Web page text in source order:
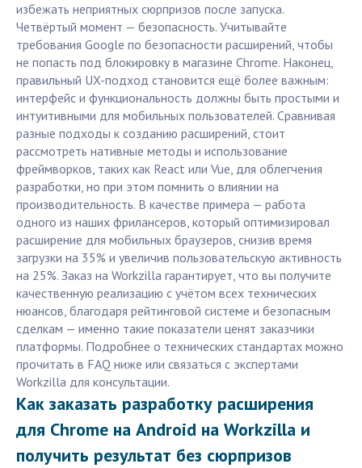
избежать неприятных сюрпризов после запуска.
Четвёртый момент — безопасность. Учитывайте
требования Google по безопасности расширений, чтобы
не попасть под блокировку в магазине Chrome. Наконец,
правильный UX-подход становится ещё более важным:
интерфейс и функциональность должны быть простыми и
интуитивными для мобильных пользователей. Сравнивая
разные подходы к созданию расширений, стоит
рассмотреть нативные методы и использование
фреймворков, таких как React или Vue, для облегчения
разработки, но при этом помнить о влиянии на
производительность. В качестве примера — работа
одного из наших фрилансеров, который оптимизировал
расширение для мобильных браузеров, снизив время
загрузки на 35% и увеличив пользовательскую активность
на 25%. Заказ на Workzilla гарантирует, что вы получите
качественную реализацию с учётом всех технических
нюансов, благодаря рейтинговой системе и безопасным
сделкам — именно такие показатели ценят заказчики
платформы. Подробнее о технических стандартах можно
прочитать в FAQ ниже или связаться с экспертами
Workzilla для консультации.
Как заказать разработку расширения
для Chrome на Android на Workzilla и
получить результат без сюрпризов